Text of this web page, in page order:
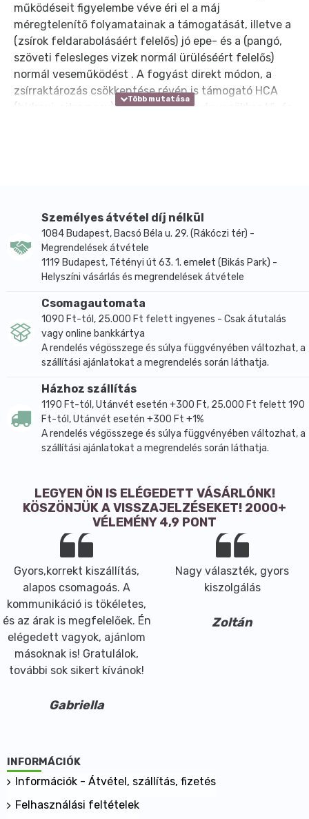
működéseit figyelembe véve éri el a máj
méregtelenítő folyamatainak a támogatását, illetve a
(zsírok feldarabolásáért felelős) jó epe- és a (pangó,
szöveti felesleges vizek normál ürüléséért felelős)
normál veseműködést . A fogyást direkt módon, a
zsírraktározás csökkentése révén is támogató HCA
(hidroxi-citromsav) és Szinefrin (étvágycsökkentő, és
Személyes átvétel díj nélkül
1084 Budapest, Bacsó Béla u. 29. (Rákóczi tér) -
Megrendelések átvétele
1119 Budapest, Tétényi út 63. 1. emelet (Bikás Park) -
Helyszíni vásárlás és megrendelések átvétele
Csomagautomata
1090 Ft-tól, 25.000 Ft felett ingyenes - Csak átutalás
vagy online bankkártya
A rendelés végösszege és súlya függvényében változhat, a
szállítási ajánlatokat a megrendelés során láthatja.
Házhoz szállítás
1190 Ft-tól, Utánvét esetén +300 Ft, 25.000 Ft felett 190
Ft-tól, Utánvét esetén +300 Ft +1%
A rendelés végösszege és súlya függvényében változhat, a
szállítási ajánlatokat a megrendelés során láthatja.
LEGYEN ÖN IS ELÉGEDETT VÁSÁRLÓNK!
KÖSZÖNJÜK A VISSZAJELZÉSEKET! 2000+
VÉLEMÉNY 4,9 PONT
Gyors,korrekt kiszállítás,
alapos csomagoás. A
kommunikáció is tökéletes,
és az árak is megfelelőek. Én
elégedett vagyok, ajánlom
másoknak is! Gratulálok,
további sok sikert kívánok!
Gabriella
Nagy választék, gyors
kiszolgálás
Zoltán
INFORMÁCIÓK
Információk - Átvétel, szállítás, fizetés
Felhasználási feltételek